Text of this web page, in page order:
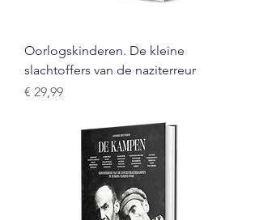
Oorlogskinderen. De kleine
slachtoffers van de naziterreur
Prijs
€ 29,99